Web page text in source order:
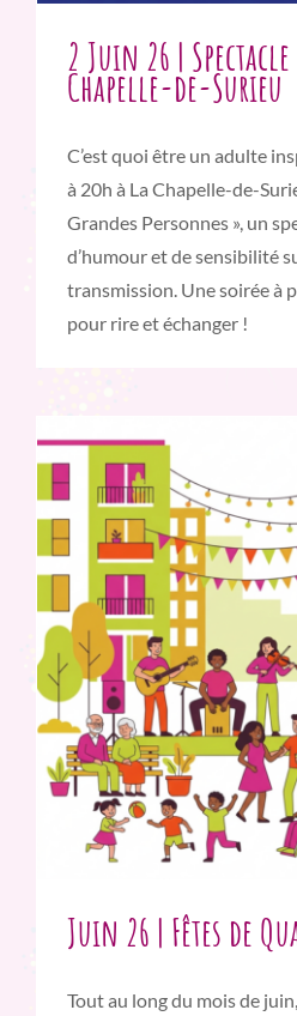
2 Juin 26 |
Chapelle-de-Surieu
C’est quoi être un adulte
à 20h à La Chapelle-de-
Grandes Personnes », un
d’humour et de sensibilité
transmission. Une soirée à
pour rire et échanger !
Juin 26 | Fêtes de
Tout au long du mois de